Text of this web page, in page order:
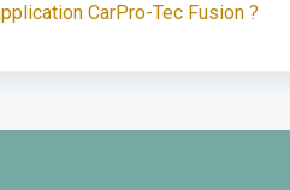
CarPro-Tec Fusion ?